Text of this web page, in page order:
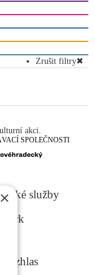
Zrušit filtry✖
akci.
SPOLEČNOSTI
×